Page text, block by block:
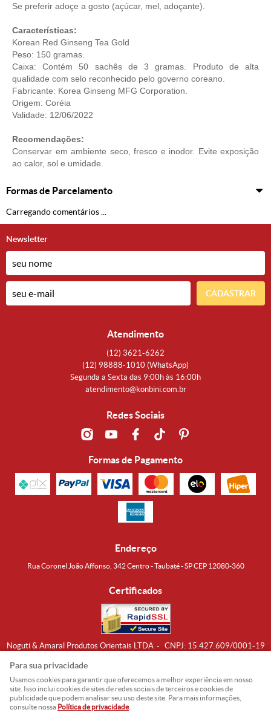
Se preferir adoçe a gosto (açúcar, mel, adoçante).
Características:
Korean Red Ginseng Tea Gold
Peso: 150 gramas.
Caixa: Contém 50 sachês de 3 gramas. Produto de alta
qualidade com selo reconhecido pelo governo coreano.
Fabricante: Korea Ginseng MFG Corporation.
Origem: Coréia
Validade: 12/06/2022
Recomendações:
Conservar em ambiente seco, fresco e inodor. Evite exposição
ao calor, sol e umidade.
Formas de Parcelamento
Carregando comentários ...
Newsletter
CADASTRAR
Atendimento
(12) 3621-6262
(12) 98888-1010 (WhatsApp)
Segunda a Sexta das 9:00h às 16:00h
atendimento@konbini.com.br
Redes Sociais
Formas de Pagamento
Endereço
Rua Coronel João Affonso, 342 Centro - Taubaté - SP CEP 12080-360
Certificados
Noguti & Amaral Produtos Orientais LTDA CNPJ: 15.427.609/0001-19
Para sua privacidade
Usamos cookies para garantir que oferecemos a melhor experiência em nosso
site. Isso inclui cookies de sites de redes sociais de terceiros e cookies de
publicidade que podem analisar seu uso deste site. Para mais informações,
consulte nossa Política de privacidade.